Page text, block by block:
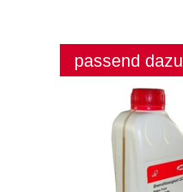
passend dazu